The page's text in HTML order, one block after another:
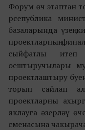
Форум өч этаптан
рсепублика
базаларында үзең
проектларның
сыйфатлы
оештыручылары
проектлаштыру
торып сайлап
проектларны
яклауга әзерләү
сменасына